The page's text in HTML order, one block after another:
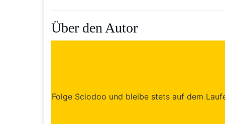
Über den Autor
Folge Sciodoo und bleibe stets auf dem